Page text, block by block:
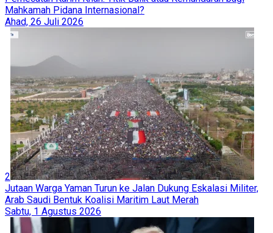
Mahkamah Pidana Internasional?
Ahad, 26 Juli 2026
2
Jutaan Warga Yaman Turun ke Jalan Dukung Eskalasi Militer,
Arab Saudi Bentuk Koalisi Maritim Laut Merah
Sabtu, 1 Agustus 2026